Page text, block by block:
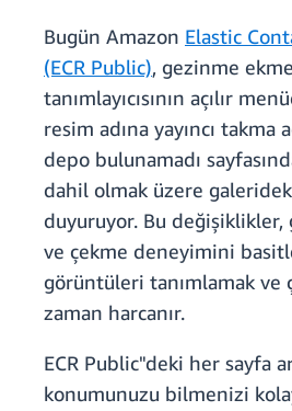
Bugün Amazon Elastic
(ECR Public), gezinme
tanımlayıcısının açılır
resim adına yayıncı takma
depo bulunamadı
dahil olmak üzere
duyuruyor. Bu
ve çekme deneyimini
görüntüleri tanımlamak ve
zaman harcanır.
ECR Public"deki her sayfa
konumunuzu bilmenizi